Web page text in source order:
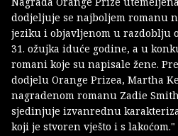
dodjeljuje se najboljem romanu
jeziku i objavljenom u razdoblju
31. ožujka iduće godine, a u
romani koje su napisale žene.
dodjelu Orange Prizea, Martha
nagradenom romanu Zadie
sjedinjuje izvanrednu
koji je stvoren vješto i s lakoćom."